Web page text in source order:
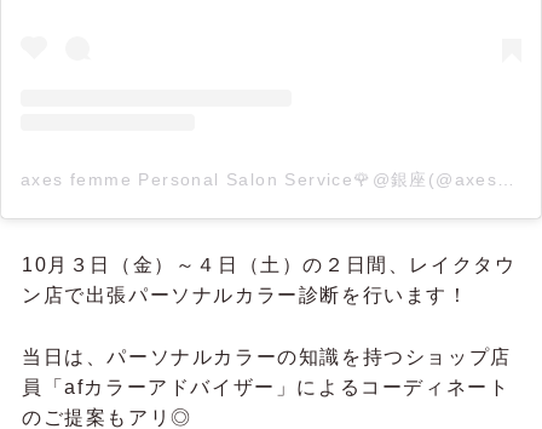
axes femme Personal Salon Service🌹@銀座(@axes_femme_analyst)がシェアした投稿
10月３日（金）～４日（土）の２日間、レイクタウ
ン店で出張パーソナルカラー診断を行います！
当日は、パーソナルカラーの知識を持つショップ店
員「afカラーアドバイザー」によるコーディネート
のご提案もアリ◎